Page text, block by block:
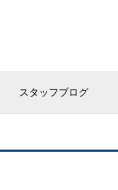
スタッフブログ